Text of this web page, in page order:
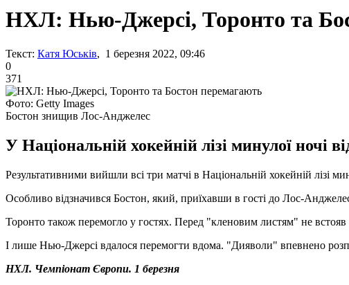
НХЛ: Нью-Джерсі, Торонто та
Текст: Катя Юськів, 1 березня 2022, 09:46
0
371
Фото: Getty Images
Бостон знищив Лос-Анджелес
У Національній хокейній лізі минулої ночі
Результативними вийшли всі три матчі в Національній хокейній лізі
Особливо відзначився Бостон, який, приїхавши в гості до Лос-
Торонто також перемогло у гостях. Перед "кленовим листям" не
І лише Нью-Джерсі вдалося перемогти вдома. "Дияволи" впевнено
НХЛ. Чемпіонат Європи. 1 березня